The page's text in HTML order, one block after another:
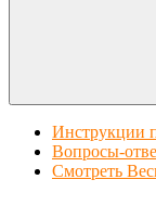
Инструкции
Вопросы-
Смотреть